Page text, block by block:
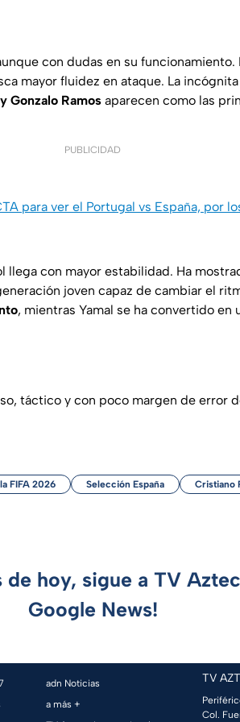
con dudas en su
mayor fluidez en ataque. La incógnita
Gonzalo Ramos aparecen como las
PUBLICIDAD
para ver el Portugal vs España, por
llega con mayor estabilidad. Ha
joven capaz de cambiar el
, mientras Yamal se ha convertido en
táctico y con poco margen de error
FIFA 2026 Selección España Cristiano
hoy, sigue a TV
Google News!
adn Noticias
a más +
TV
Col.